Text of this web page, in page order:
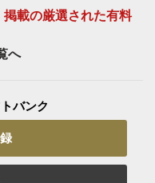
載の厳選された有料
へ
バンク